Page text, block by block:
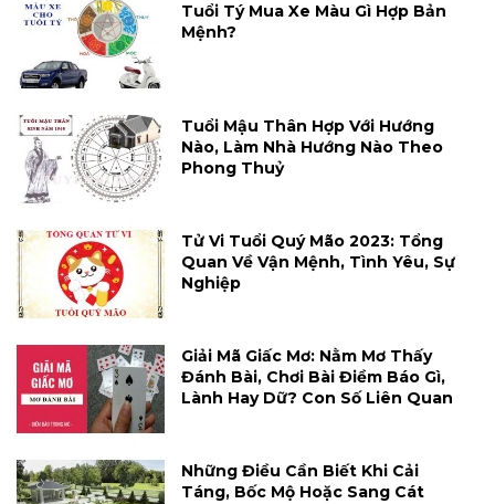
Tuổi Tý Mua Xe Màu Gì Hợp Bản
Mệnh?
Tuổi Mậu Thân Hợp Với Hướng
Nào, Làm Nhà Hướng Nào Theo
Phong Thuỷ
Tử Vi Tuổi Quý Mão 2023: Tổng
Quan Về Vận Mệnh, Tình Yêu, Sự
Nghiệp
Giải Mã Giấc Mơ: Nằm Mơ Thấy
Đánh Bài, Chơi Bài Điềm Báo Gì,
Lành Hay Dữ? Con Số Liên Quan
Những Điều Cần Biết Khi Cải
Táng, Bốc Mộ Hoặc Sang Cát